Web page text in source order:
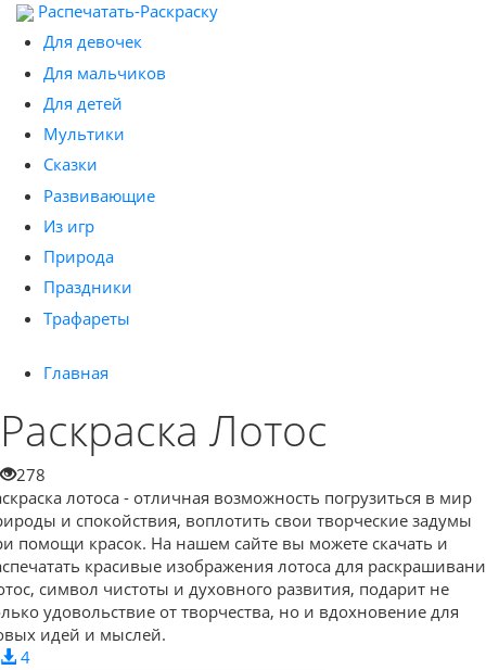
Распечатать-Раскраску
Для девочек
Для мальчиков
Для детей
Мультики
Сказки
Развивающие
Из игр
Природа
Праздники
Трафареты
Главная
Раскраска Лотос
278
лотоса - отличная возможность погрузиться в мир
и спокойствия, воплотить свои творческие задумы
помощи красок. На нашем сайте вы можете скачать и
красивые изображения лотоса для
символ чистоты и духовного развития, подарит не
удовольствие от творчества, но и вдохновение для
идей и мыслей.
4